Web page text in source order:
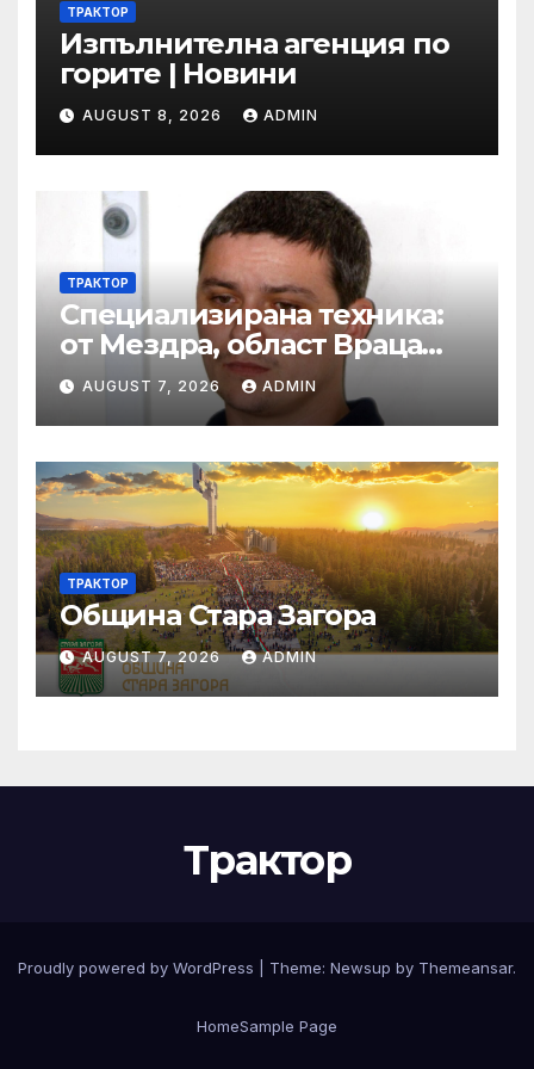
ТРАКТОР
Изпълнителна агенция по
горите | Новини
AUGUST 8, 2026 ADMIN
ТРАКТОР
Специализирана техника:
от Мездра, област Враца
Втора ръка и нови с ТОП
цени онлайн от цяла
България — Bazar.bg
AUGUST 7, 2026 ADMIN
ТРАКТОР
Община Стара Загора
AUGUST 7, 2026 ADMIN
Трактор
Proudly powered by WordPress Theme: Newsup by Themeansar.
HomeSample Page